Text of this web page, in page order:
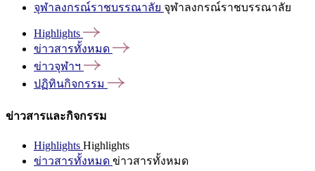
จุฬาลงกรณ์ราชบรรณาลัย จุฬาลงกรณ์ราชบรรณาลัย
Highlights
ข่าวสารทั้งหมด
ข่าวจุฬาฯ
ปฏิทินกิจกรรม
ข่าวสารและกิจกรรม
Highlights Highlights
ข่าวสารทั้งหมด ข่าวสารทั้งหมด